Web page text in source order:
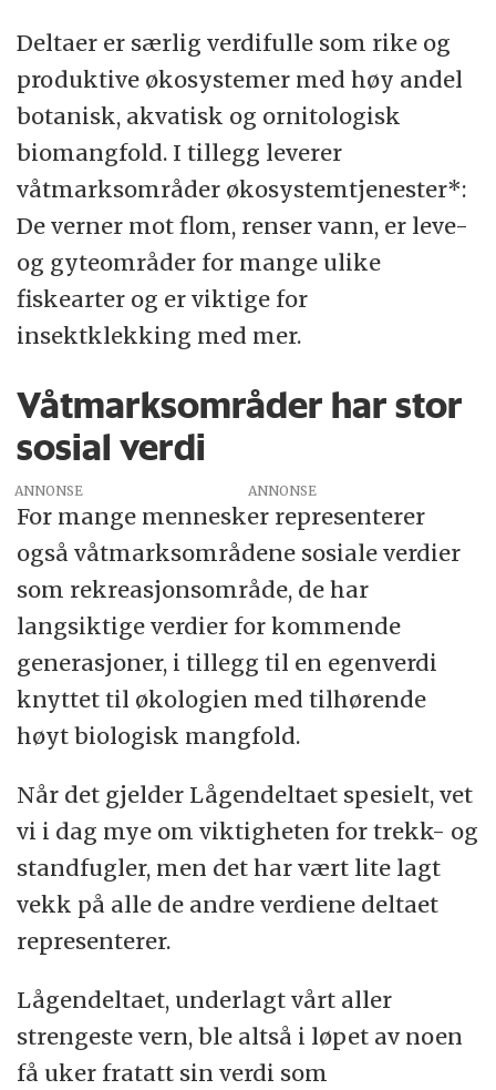
Deltaer er særlig verdifulle som rike og
produktive økosystemer med høy andel
botanisk, akvatisk og ornitologisk
biomangfold. I tillegg leverer
våtmarksområder økosystemtjenester*:
De verner mot flom, renser vann, er leve-
og gyteområder for mange ulike
fiskearter og er viktige for
insektklekking med mer.
Våtmarksområder har stor
sosial verdi
ANNONSE
For mange mennesker representerer
også våtmarksområdene sosiale verdier
som rekreasjonsområde, de har
langsiktige verdier for kommende
generasjoner, i tillegg til en egenverdi
knyttet til økologien med tilhørende
høyt biologisk mangfold.
Når det gjelder Lågendeltaet spesielt, vet
vi i dag mye om viktigheten for trekk- og
standfugler, men det har vært lite lagt
vekk på alle de andre verdiene deltaet
representerer.
Lågendeltaet, underlagt vårt aller
strengeste vern, ble altså i løpet av noen
få uker fratatt sin verdi som